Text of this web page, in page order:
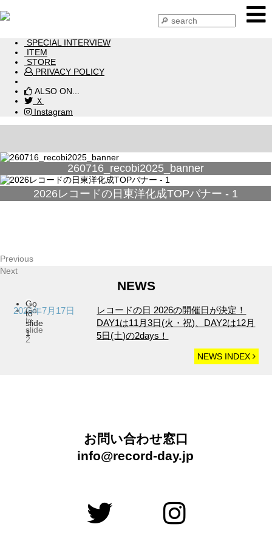
SPECIAL INTERVIEW
ITEM
STORE
PRIVACY POLICY
ALSO ON...
Ｘ
Instagram
260716_recobi2025_banner
2026レコードの日東洋化成TOPバナー - 1
Previous
Next
Go
to
slide
1
Go
to
slide
2
NEWS
2026年7月17日
レコードの⽇ 2026の開催日が決定！
DAY1は11月3日(火・祝)、DAY2は12月
5日(土)の2days！
NEWS INDEX
お問い合わせ窓口
info@record-day.jp